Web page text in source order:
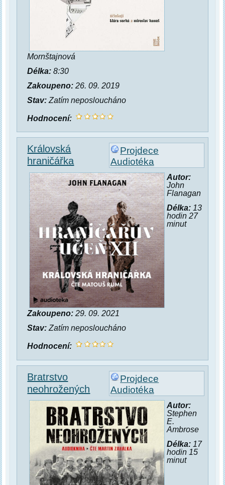
Mornštajnová
Délka: 8:30
Zakoupeno: 26. 09. 2019
Stav: Zatím neposloucháno
Hodnocení:
Projdece
Audiotéka
Královská
hraničářka
Autor:
John
Flanagan
Délka:13
hodin 27
minut
Zakoupeno: 29. 09. 2021
Stav:Zatím neposloucháno
Hodnocení:
Projdece
Audiotéka
Bratrstvo
neohrožených
Autor:
Stephen
E.
Ambrose
Délka:17
hodin 15
minut